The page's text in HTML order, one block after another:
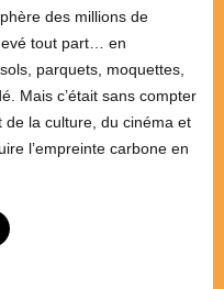
des millions de
tout part… en
parquets, moquettes,
Mais c’était sans compter
de la culture, du cinéma et
l’empreinte carbone en